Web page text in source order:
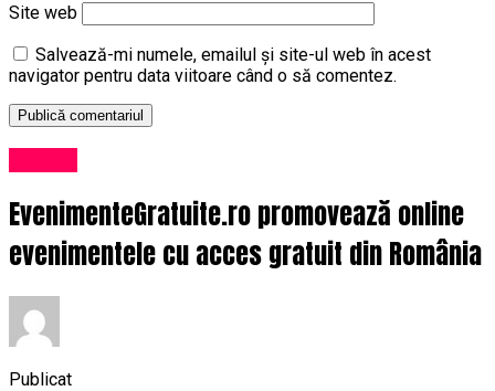
Site web
Salvează-mi numele, emailul și site-ul web în acest
navigator pentru data viitoare când o să comentez.
EvenimenteGratuite.ro promovează online
evenimentele cu acces gratuit din România
Publicat